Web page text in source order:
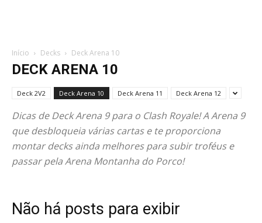
Início Decks Deck Arena 10
DECK ARENA 10
Deck 2V2 Deck Arena 10 Deck Arena 11 Deck Arena 12
Dicas de Deck Arena 9 para o Clash Royale! A Arena 9
que desbloqueia várias cartas e te proporciona
montar decks ainda melhores para subir troféus e
passar pela Arena Montanha do Porco!
Não há posts para exibir